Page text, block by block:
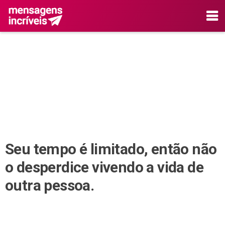
Seu tempo é limitado, então não
o desperdice vivendo a vida de
outra pessoa.